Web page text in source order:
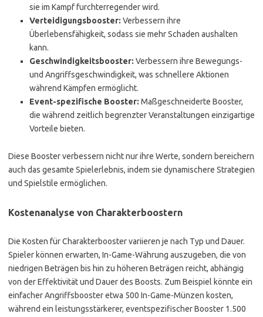
sie im Kampf furchterregender wird.
Verteidigungsbooster: Verbessern ihre
Überlebensfähigkeit, sodass sie mehr Schaden aushalten
kann.
Geschwindigkeitsbooster: Verbessern ihre Bewegungs-
und Angriffsgeschwindigkeit, was schnellere Aktionen
während Kämpfen ermöglicht.
Event-spezifische Booster: Maßgeschneiderte Booster,
die während zeitlich begrenzter Veranstaltungen einzigartige
Vorteile bieten.
Diese Booster verbessern nicht nur ihre Werte, sondern bereichern
auch das gesamte Spielerlebnis, indem sie dynamischere Strategien
und Spielstile ermöglichen.
Kostenanalyse von Charakterboostern
Die Kosten für Charakterbooster variieren je nach Typ und Dauer.
Spieler können erwarten, In-Game-Währung auszugeben, die von
niedrigen Beträgen bis hin zu höheren Beträgen reicht, abhängig
von der Effektivität und Dauer des Boosts. Zum Beispiel könnte ein
einfacher Angriffsbooster etwa 500 In-Game-Münzen kosten,
während ein leistungsstärkerer, eventspezifischer Booster 1.500